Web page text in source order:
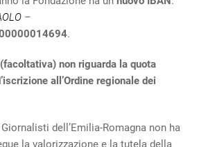
–
.
non riguarda la quota
all’Ordine regionale dei
dell’Emilia-Romagna non ha
la valorizzazione e la tutela della